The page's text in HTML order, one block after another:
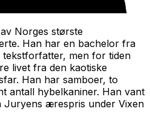
Norges største
Han har en bachelor fra
tekstforfatter, men for tiden
livet fra den kaotiske
Han har samboer, to
antall hybelkaniner. Han vant
Juryens ærespris under Vixen